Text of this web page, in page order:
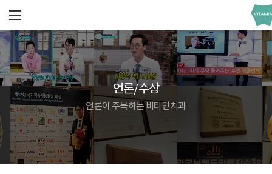
언론/수상
언론이 주목하는 비타민치과